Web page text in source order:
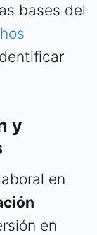
bases del
y
en
en